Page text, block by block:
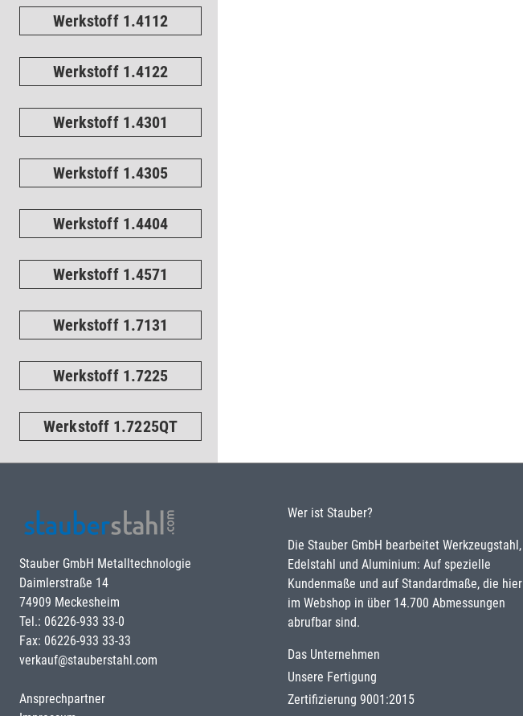
Werkstoff 1.4112
Werkstoff 1.4122
Werkstoff 1.4301
Werkstoff 1.4305
Werkstoff 1.4404
Werkstoff 1.4571
Werkstoff 1.7131
Werkstoff 1.7225
Werkstoff 1.7225QT
Stauber GmbH Metalltechnologie
Daimlerstraße 14
74909 Meckesheim
Tel.: 06226-933 33-0
Fax: 06226-933 33-33
verkauf@stauberstahl.com
Ansprechpartner
Wer ist Stauber?
Die Stauber GmbH bearbeitet Werkzeugstahl,
Edelstahl und Aluminium: Auf spezielle
Kundenmaße und auf Standardmaße, die hier
im Webshop in über 14.700 Abmessungen
abrufbar sind.
Das Unternehmen
Unsere Fertigung
Zertifizierung 9001:2015